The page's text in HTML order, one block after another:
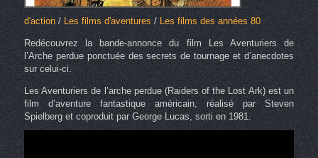
d'action/ Les films d'aventures / Les films des années 80
Redécouvrez la bande-annonce du film Les Aventuriers de
l’Arche perdue ponctuée des secrets de tournage et d’anecdotes
sur celui-ci.
Les Aventuriers de l’arche perdue (Raiders of the Lost Ark) est un
film d’aventure fantastique américain, réalisé par Steven
Spielberg et coproduit par George Lucas, sorti en 1981.